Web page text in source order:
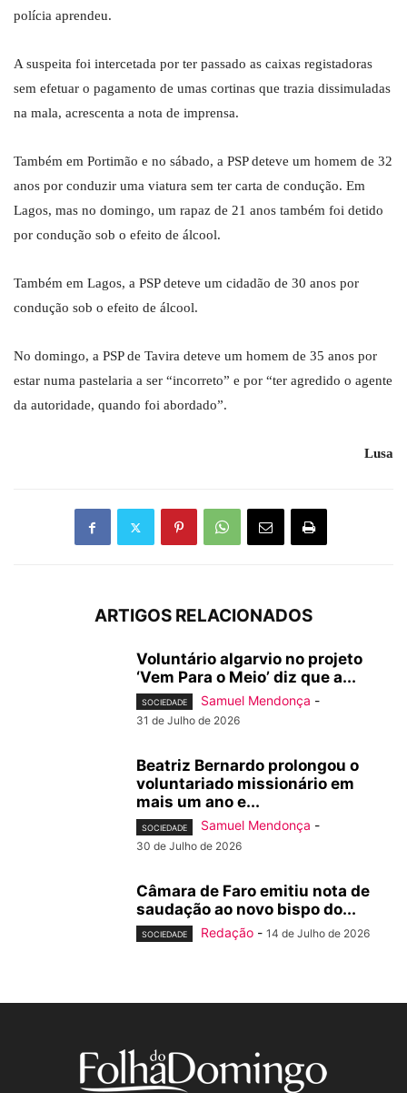
polícia aprendeu.
A suspeita foi intercetada por ter passado as caixas registadoras
sem efetuar o pagamento de umas cortinas que trazia dissimuladas
na mala, acrescenta a nota de imprensa.
Também em Portimão e no sábado, a PSP deteve um homem de 32
anos por conduzir uma viatura sem ter carta de condução. Em
Lagos, mas no domingo, um rapaz de 21 anos também foi detido
por condução sob o efeito de álcool.
Também em Lagos, a PSP deteve um cidadão de 30 anos por
condução sob o efeito de álcool.
No domingo, a PSP de Tavira deteve um homem de 35 anos por
estar numa pastelaria a ser “incorreto” e por “ter agredido o agente
da autoridade, quando foi abordado”.
Lusa
ARTIGOS RELACIONADOS
Voluntário algarvio no projeto
‘Vem Para o Meio’ diz que a...
SOCIEDADE Samuel Mendonça -
31 de Julho de 2026
Beatriz Bernardo prolongou o
voluntariado missionário em
mais um ano e...
SOCIEDADE Samuel Mendonça -
30 de Julho de 2026
Câmara de Faro emitiu nota de
saudação ao novo bispo do...
SOCIEDADE Redação - 14 de Julho de 2026